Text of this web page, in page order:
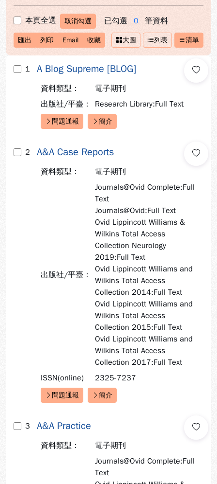
本頁全選 取消勾選 已勾選 0 筆資料
匯出 列印 Email 收藏 大圖 列表 清單
1 A Blog Supreme [BLOG]
資料類型：
電子期刊
出版社/平臺：
Research Library:Full Text
快速連結：
問題通報 簡介
2 A&A Case Reports
資料類型： 電子期刊
出版社/平臺：
Journals@Ovid Complete:Full
Text
Journals@Ovid:Full Text
Ovid Lippincott Williams &
Wilkins Total Access
Collection Neurology
2019:Full Text
Ovid Lippincott Williams and
Wilkins Total Access
Collection 2014:Full Text
Ovid Lippincott Williams and
Wilkins Total Access
Collection 2015:Full Text
Ovid Lippincott Williams and
Wilkins Total Access
Collection 2017:Full Text
ISSN(online)
2325-7237
快速連結：
問題通報 簡介
3 A&A Practice
資料類型：
電子期刊
Journals@Ovid Complete:Full
Text